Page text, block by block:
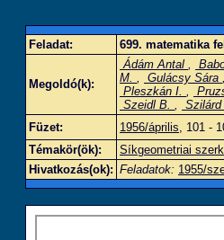
Feladat: 699. matematika
Megoldó(k):
Ádám Antal ,
M. , Gulácsy Sára ,
Pleszkán I. ,
Szeidl B. , Szilárd
Füzet:
1956/április, 101 -
Témakör(ök):
Síkgeometriai
Hivatkozás(ok): Feladatok: 1955/